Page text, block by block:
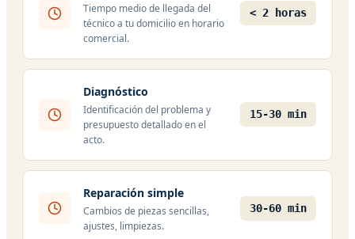
Tiempo medio de llegada del
técnico a tu domicilio en horario
comercial.
< 2 horas
Diagnóstico
Identificación del problema y
presupuesto detallado en el
acto.
15-30 min
Reparación simple
Cambios de piezas sencillas,
ajustes, limpiezas.
30-60 min